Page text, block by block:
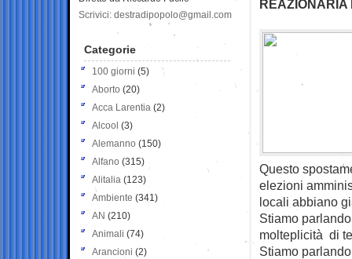
REAZIONARIA
Questo
elezioni
locali abbiano
Stiamo
molteplicità di
Stiamo
Scrivici: destradipopolo@gmail.com
Categorie
100 giorni (5)
Aborto (20)
Acca Larentia (2)
Alcool (3)
Alemanno (150)
Alfano (315)
Alitalia (123)
Ambiente (341)
AN (210)
Animali (74)
Arancioni (2)